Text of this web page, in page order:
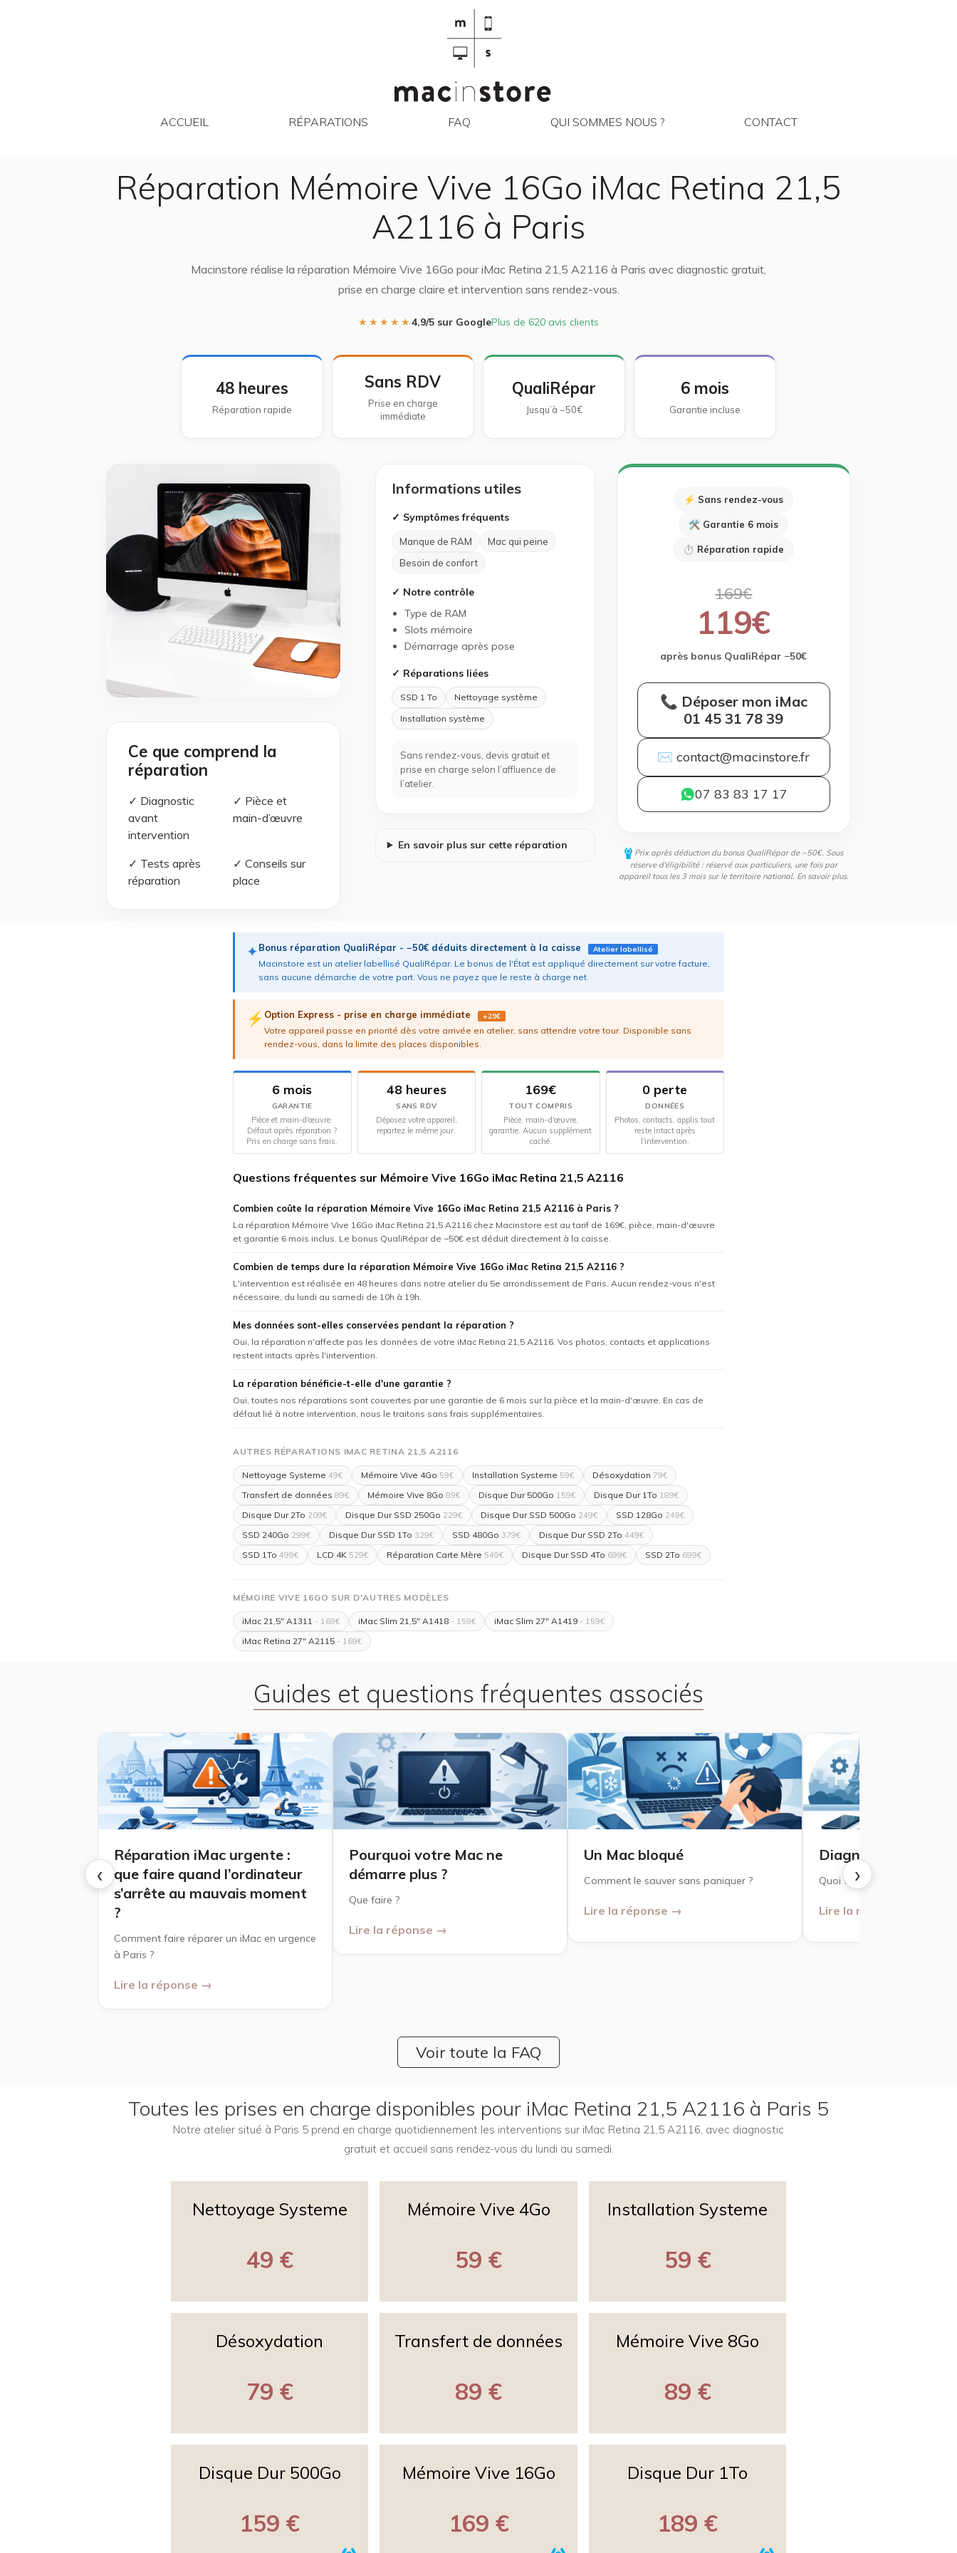
ACCUEIL RÉPARATIONS FAQ QUI SOMMES NOUS ? CONTACT
Réparation Mémoire Vive 16Go iMac Retina 21,5
A2116 à Paris
Macinstore réalise la réparation Mémoire Vive 16Go pour iMac Retina 21,5 A2116 à Paris avec diagnostic gratuit,
prise en charge claire et intervention sans rendez-vous.
★★★★★ 4,9/5 sur GooglePlus de 620 avis clients
48 heures
Réparation rapide
Sans RDV
Prise en charge
immédiate
QualiRépar
Jusqu’à −50€
6 mois
Garantie incluse
Ce que comprend la
réparation
✓ Diagnostic
avant
intervention
✓ Pièce et
main-d’œuvre
✓ Tests après
réparation
✓ Conseils sur
place
Informations utiles
✓ Symptômes fréquents
Manque de RAM
Mac qui peine
Besoin de confort
✓ Notre contrôle
Type de RAM
Slots mémoire
Démarrage après pose
✓ Réparations liées
SSD 1 To
Nettoyage système
Installation système
Sans rendez-vous, devis gratuit et
prise en charge selon l’affluence de
l’atelier.
En savoir plus sur cette réparation
⚡ Sans rendez-vous
🛠 Garantie 6 mois
⏱ Réparation rapide
169€
119€
après bonus QualiRépar −50€
📞 Déposer mon iMac
01 45 31 78 39
✉ contact@macinstore.fr
07 83 83 17 17
Prix après déduction du bonus QualiRépar de −50€. Sous
réserve d'éligibilité : réservé aux particuliers, une fois par
appareil tous les 3 mois sur le territoire national. En savoir plus.
✦Bonus réparation QualiRépar - −50€ déduits directement à la caisse Atelier labellisé
Macinstore est un atelier labellisé QualiRépar. Le bonus de l'État est appliqué directement sur votre facture,
sans aucune démarche de votre part. Vous ne payez que le reste à charge net.
⚡ Option Express - prise en charge immédiate +29€
Votre appareil passe en priorité dès votre arrivée en atelier, sans attendre votre tour. Disponible sans
rendez-vous, dans la limite des places disponibles.
6 mois
GARANTIE
Pièce et main-d'œuvre.
Défaut après réparation ?
Pris en charge sans frais.
48 heures
SANS RDV
Déposez votre appareil,
repartez le même jour.
169€
TOUT COMPRIS
Pièce, main-d'œuvre,
garantie. Aucun supplément
caché.
0 perte
DONNÉES
Photos, contacts, applis tout
reste intact après
l'intervention.
Questions fréquentes sur Mémoire Vive 16Go iMac Retina 21,5 A2116
Combien coûte la réparation Mémoire Vive 16Go iMac Retina 21,5 A2116 à Paris ?
La réparation Mémoire Vive 16Go iMac Retina 21,5 A2116 chez Macinstore est au tarif de 169€, pièce, main-d'œuvre
et garantie 6 mois inclus. Le bonus QualiRépar de −50€ est déduit directement à la caisse.
Combien de temps dure la réparation Mémoire Vive 16Go iMac Retina 21,5 A2116 ?
L'intervention est réalisée en 48 heures dans notre atelier du 5e arrondissement de Paris. Aucun rendez-vous n'est
nécessaire, du lundi au samedi de 10h à 19h.
Mes données sont-elles conservées pendant la réparation ?
Oui, la réparation n'affecte pas les données de votre iMac Retina 21,5 A2116. Vos photos, contacts et applications
restent intacts après l'intervention.
La réparation bénéficie-t-elle d'une garantie ?
Oui, toutes nos réparations sont couvertes par une garantie de 6 mois sur la pièce et la main-d'œuvre. En cas de
défaut lié à notre intervention, nous le traitons sans frais supplémentaires.
AUTRES RÉPARATIONS IMAC RETINA 21,5 A2116
Nettoyage Systeme 49€ Mémoire Vive 4Go 59€ Installation Systeme 59€ Désoxydation 79€
Transfert de données 89€ Mémoire Vive 8Go 89€ Disque Dur 500Go 159€ Disque Dur 1To 189€
Disque Dur 2To 209€ Disque Dur SSD 250Go 229€ Disque Dur SSD 500Go 249€ SSD 128Go 249€
SSD 240Go 299€ Disque Dur SSD 1To 329€ SSD 480Go 379€ Disque Dur SSD 2To 449€
SSD 1To 499€ LCD 4K 529€ Réparation Carte Mère 549€ Disque Dur SSD 4To 699€ SSD 2To 699€
MÉMOIRE VIVE 16GO SUR D'AUTRES MODÈLES
iMac 21,5" A1311 - 169€ iMac Slim 21,5" A1418 - 159€ iMac Slim 27" A1419 - 159€
iMac Retina 27" A2115 - 169€
Guides et questions fréquentes associés
‹ ›
Réparation iMac urgente :
que faire quand l’ordinateur
s’arrête au mauvais moment
?
Comment faire réparer un iMac en urgence
à Paris ?
Lire la réponse →
Pourquoi votre Mac ne
démarre plus ?
Que faire ?
Lire la réponse →
Un Mac bloqué
Comment le sauver sans paniquer ?
Lire la réponse →
Diagnostic Mac à
Quoi faire ?
Lire la réponse →
Voir toute la FAQ
Toutes les prises en charge disponibles pour iMac Retina 21,5 A2116 à Paris 5
Notre atelier situé à Paris 5 prend en charge quotidiennement les interventions sur iMac Retina 21,5 A2116, avec diagnostic
gratuit et accueil sans rendez-vous du lundi au samedi.
Nettoyage Systeme
49 €
Mémoire Vive 4Go
59 €
Installation Systeme
59 €
Désoxydation
79 €
Transfert de données
89 €
Mémoire Vive 8Go
89 €
Disque Dur 500Go
159 €
Mémoire Vive 16Go
169 €
Disque Dur 1To
189 €